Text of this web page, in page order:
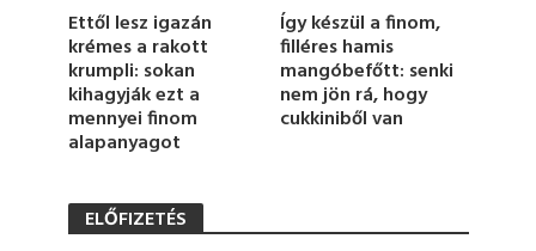
s
Ettől lesz igazán
krémes a rakott
krumpli: sokan
kihagyják ezt a
mennyei finom
alapanyagot
Így készül a finom,
filléres hamis
mangóbefőtt: senki
nem jön rá, hogy
cukkiniből van
ELŐFIZETÉS